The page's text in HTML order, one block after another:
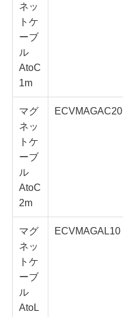
ネッ
トケ
ーブ
ル
AtoC
1m
マグ
ネッ
トケ
ーブ
ル
AtoC
2m
ECVMAGAC20
マグ
ネッ
トケ
ーブ
ル
AtoL
ECVMAGAL10